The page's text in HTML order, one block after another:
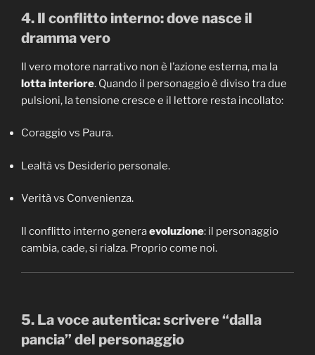
4. Il conflitto interno: dove nasce il
dramma vero
Il vero motore narrativo non è l’azione esterna, ma la
lotta interiore. Quando il personaggio è diviso tra due
pulsioni, la tensione cresce e il lettore resta incollato:
Coraggio vs Paura.
Lealtà vs Desiderio personale.
Verità vs Convenienza.
Il conflitto interno generaevoluzione: il personaggio
cambia, cade, si rialza. Proprio come noi.
5. La voce autentica: scrivere “dalla
pancia” del personaggio